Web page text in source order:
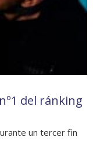
del ránking
un tercer fin